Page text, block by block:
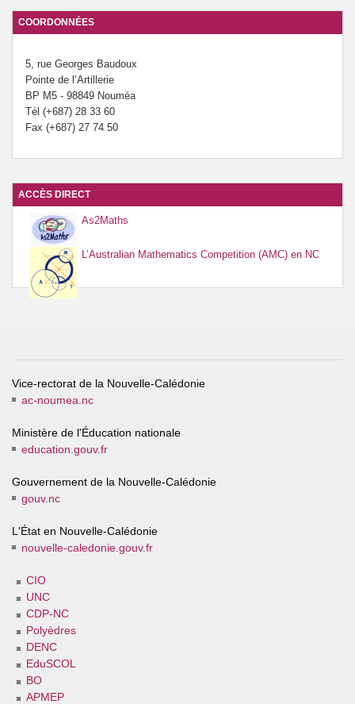
Prévention de l’innumérisme
COORDONNÉES
5, rue Georges Baudoux
Pointe de l’Artillerie
BP M5 - 98849 Nouméa
Tél (+687) 28 33 60
Fax (+687) 27 74 50
ACCÈS DIRECT
As2Maths
L’Australian Mathematics Competition (AMC) en NC
Vice-rectorat de la Nouvelle-Calédonie
ac-noumea.nc
Ministère de l'Éducation nationale
education.gouv.fr
Gouvernement de la Nouvelle-Calédonie
gouv.nc
L'État en Nouvelle-Calédonie
nouvelle-caledonie.gouv.fr
CIO
UNC
CDP-NC
Polyèdres
DENC
EduSCOL
BO
APMEP